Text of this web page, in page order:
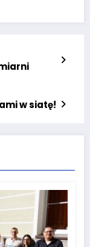
w siatę!